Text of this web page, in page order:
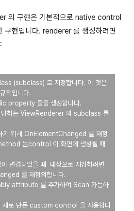
의 구현은 기본적으로 native control
현입니다. renderer 를 생성하려면
(subclass) 로 지정합니다. 이 것은
칙입니다.
property 들을 생성합니다.
하는 ViewRenderer 의 subclass 를
위해 OnElementChanged 를 재정
는control 이 화면에 생성될 때
변경되었을 때 대상으로 지정하려면
를 재정의합니다.
attribute 를 추가하여 Scan 가능하
새로 만든 custom control 을 사용합니